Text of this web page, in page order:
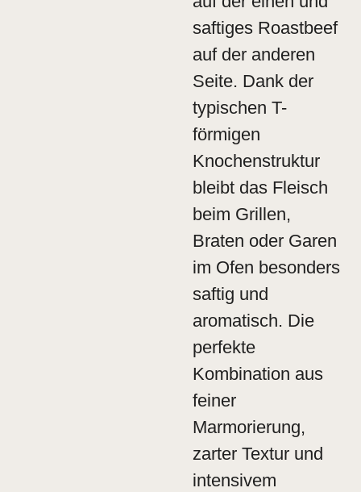
saftiges Roastbeef
auf der anderen
Seite. Dank der
typischen T-
förmigen
Knochenstruktur
bleibt das Fleisch
beim Grillen,
Braten oder Garen
im Ofen besonders
saftig und
aromatisch. Die
perfekte
Kombination aus
feiner
Marmorierung,
zarter Textur und
intensivem